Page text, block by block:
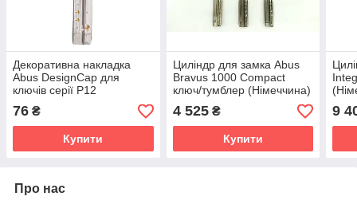
Декоративна накладка
Abus DesignCap для
ключів серії P12
(Німеччина)
76 ₴
Купити
Циліндр для замка Abus
Bravus 1000 Compact
ключ/тумблер (Німеччина)
4 525₴
Купити
9
Про нас